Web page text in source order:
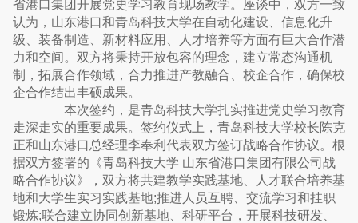
省港口集团开展党史学习教育现场教学。座谈中，双方一致
认为，山东港口和青岛科技大学在自动化建设、信息化升
级、装备制造、新材料应用、人才培养等方面有巨大合作潜
力和空间。双方将秉持开放包容的理念，建立常态沟通机
制，拓展合作领域，合力推进产教融合、校企合作，确保校
企合作结出丰硕成果。
本次签约，是青岛科技大学扎实推进党史学习教育
走深走实的重要成果。签约仪式上，青岛科技大学校长陈克
正和山东港口总经理李奉利代表双方签订战略合作协议。根
据双方签署的《青岛科技大学 山东省港口集团有限公司战
略合作协议》，双方将共建教学实践基地、人才联合培养基
地和大学生实习实践基地;推进人员互聘、交流学习和挂职
锻炼;联合建立协同创新基地、科研平台，开展科技研发、